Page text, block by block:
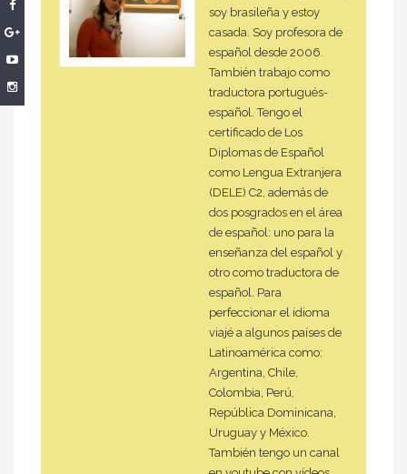
soy brasileña y estoy
casada. Soy profesora de
español desde 2006.
También trabajo como
traductora portugués-
español. Tengo el
certificado de Los
Diplomas de Español
como Lengua Extranjera
(DELE) C2, además de
dos posgrados en el área
de español: uno para la
enseñanza del español y
otro como traductora de
español. Para
perfeccionar el idioma
viajé a algunos países de
Latinoamérica como:
Argentina, Chile,
Colombia, Perú,
República Dominicana,
Uruguay y México.
También tengo un canal